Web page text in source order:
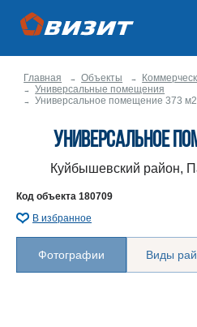
Главная Объекты
Универсальные помещения
Универсальное помещение 373 м2
Универсальное
Куйбышевский район,
Код объекта 180709
В избранное
Фотографии Виды